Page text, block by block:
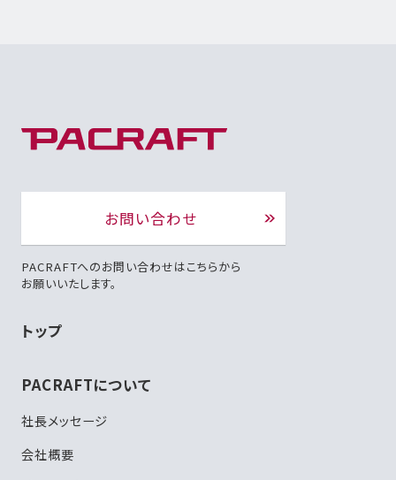
お問い合わせ
PACRAFTへのお問い合わせはこちらから
お願いいたします。
トップ
PACRAFTについて
社長メッセージ
会社概要